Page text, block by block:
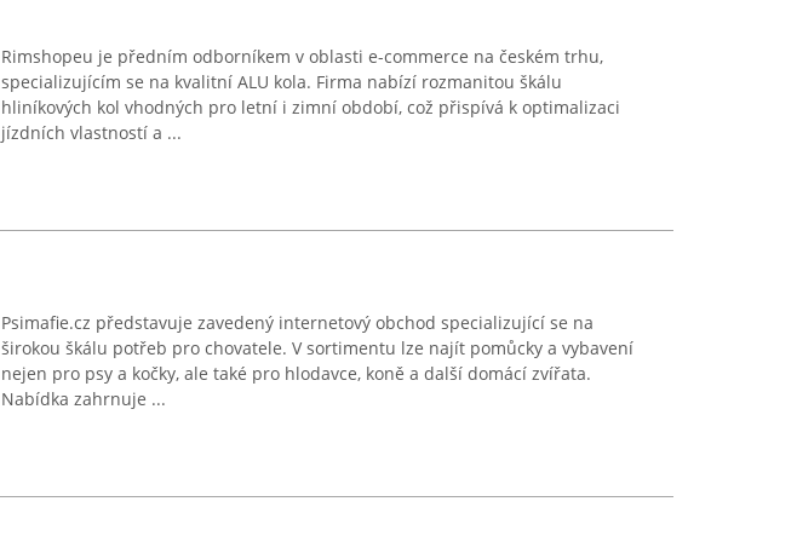
Rimshopeu je předním odborníkem v oblasti e-commerce na českém trhu,
specializujícím se na kvalitní ALU kola. Firma nabízí rozmanitou škálu
hliníkových kol vhodných pro letní i zimní období, což přispívá k optimalizaci
jízdních vlastností a ...
Psimafie.cz představuje zavedený internetový obchod specializující se na
širokou škálu potřeb pro chovatele. V sortimentu lze najít pomůcky a vybavení
nejen pro psy a kočky, ale také pro hlodavce, koně a další domácí zvířata.
Nabídka zahrnuje ...